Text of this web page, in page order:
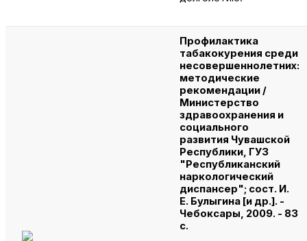
Профилактика
табакокурения среди
несовершеннолетних:
методические
рекомендации /
Министерство
здравоохранения и
социального
развития Чувашской
Республики, ГУЗ
"Республиканский
наркологический
диспансер"; сост. И.
Е. Булыгина [и др.]. -
Чебоксары, 2009. - 83
с.